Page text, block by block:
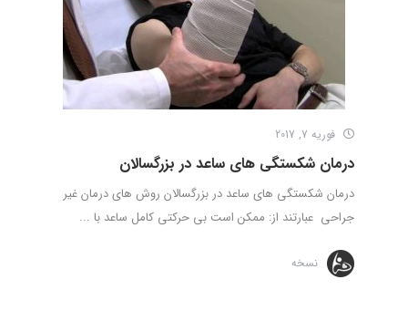
فوریه 7, 2017
درمان شکستگی های ساعد در بزرگسالان
درمان شکستگی های ساعد در بزرگسالان روش های درمان غیر
جراحی عبارتند از: ممکن است بی حرکتی کامل ساعد با ...
نسخه